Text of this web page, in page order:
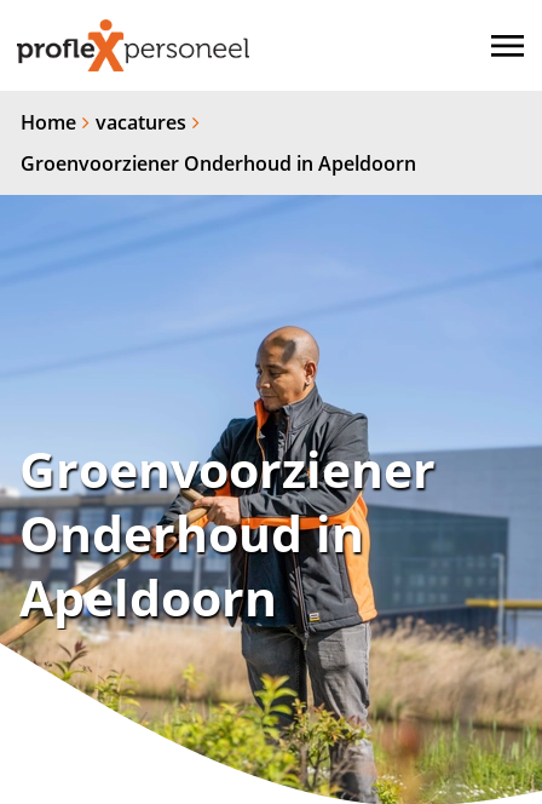
Home
vacatures
Groenvoorziener Onderhoud in Apeldoorn
Groenvoorziener
Onderhoud in
Apeldoorn